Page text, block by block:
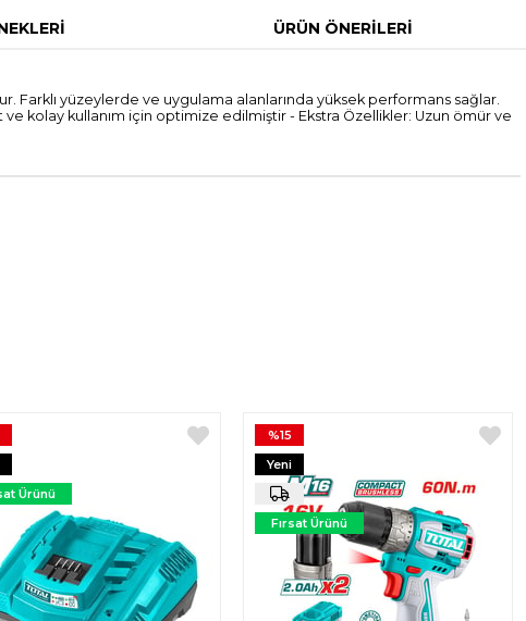
ÜRÜN ÖNERILERI
Farklı yüzeylerde ve uygulama alanlarında yüksek performans sağlar.
ve kolay kullanım için optimize edilmiştir - Ekstra Özellikler: Uzun ömür ve
Ürünü
%15
Yeni
Ürün
Fırsat Ürünü